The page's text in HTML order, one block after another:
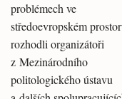
problémech ve
středoevropském
rozhodli organizátoři
z Mezinárodního
politologického ústavu